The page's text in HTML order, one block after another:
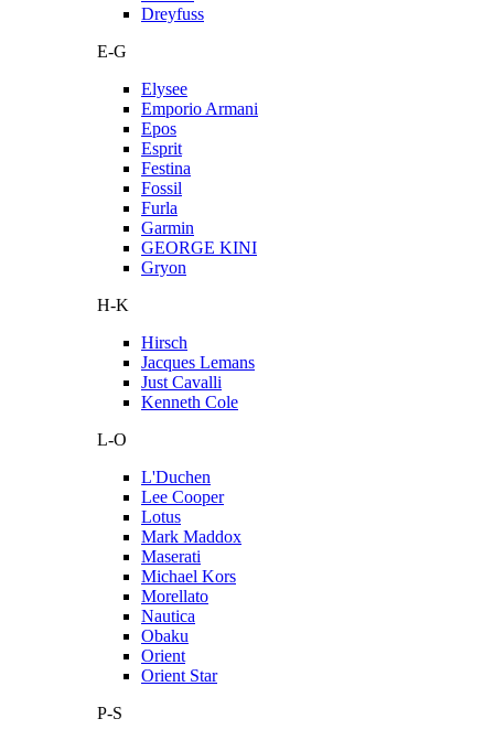
Dreyfuss
E-G
Elysee
Emporio Armani
Epos
Esprit
Festina
Fossil
Furla
Garmin
GEORGE KINI
Gryon
H-K
Hirsch
Jacques Lemans
Just Cavalli
Kenneth Cole
L-O
L'Duchen
Lee Cooper
Lotus
Mark Maddox
Maserati
Michael Kors
Morellato
Nautica
Obaku
Orient
Orient Star
P-S